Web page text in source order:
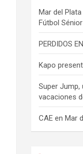
Mar del
Fútbol
PERDIDOS
Kapo
Super
vacaciones
CAE en Mar